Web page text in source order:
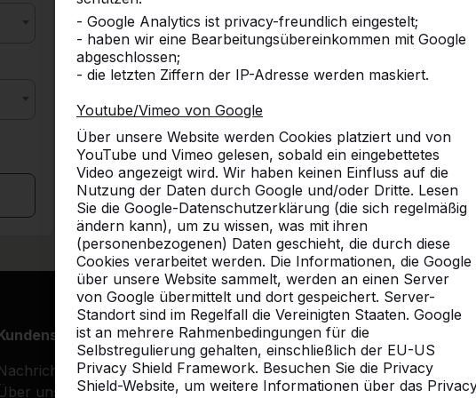
- Google Analytics ist privacy-freundlich eingestelt;
- haben wir eine Bearbeitungsübereinkommen mit Google
abgeschlossen;
- die letzten Ziffern der IP-Adresse werden maskiert.
Youtube/Vimeo von Google
Über unsere Website werden Cookies platziert und von
YouTube und Vimeo gelesen, sobald ein eingebettetes
Video angezeigt wird. Wir haben keinen Einfluss auf die
Nutzung der Daten durch Google und/oder Dritte. Lesen
Sie die Google-Datenschutzerklärung (die sich regelmäßig
ändern kann), um zu wissen, was mit ihren
(personenbezogenen) Daten geschieht, die durch diese
Cookies verarbeitet werden. Die Informationen, die Google
über unsere Website sammelt, werden an einen Server
von Google übermittelt und dort gespeichert. Server-
Standort sind im Regelfall die Vereinigten Staaten. Google
ist an mehrere Rahmenbedingungen für die
Selbstregulierung gehalten, einschließlich der EU-US
Privacy Shield Framework. Besuchen Sie die Privacy
Shield-Website, um weitere Informationen über das
uns
Kategorien
Tischtennistische
Fußvolleyball